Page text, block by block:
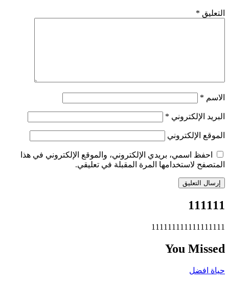
التعليق *
الاسم *
البريد الإلكتروني *
الموقع الإلكتروني
احفظ اسمي، بريدي الإلكتروني، والموقع الإلكتروني في هذا
المتصفح لاستخدامها المرة المقبلة في تعليقي.
111111
111111111111111111
You Missed
حياة افضل